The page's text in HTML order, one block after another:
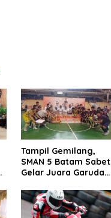
Tampil Gemilang,
SMAN 5 Batam Sabet
Gelar Juara Garuda
2026